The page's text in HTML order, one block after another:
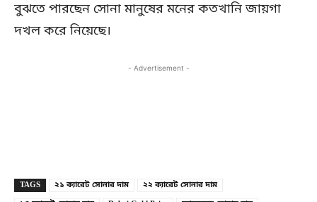
বুঝতে পারছেন সোনা মানুষের মনের কতখানি জায়গা
দখল করে নিয়েছে।
- Advertisement -
TAGS ২১ ক্যারেট সোনার দাম
২২ ক্যারেট সোনার দাম